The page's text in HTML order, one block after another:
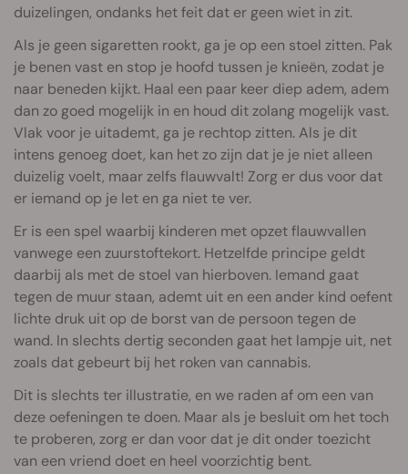
duizelingen, ondanks het feit dat er geen wiet in zit.
Als je geen sigaretten rookt, ga je op een stoel zitten. Pak
je benen vast en stop je hoofd tussen je knieën, zodat je
naar beneden kijkt. Haal een paar keer diep adem, adem
dan zo goed mogelijk in en houd dit zolang mogelijk vast.
Vlak voor je uitademt, ga je rechtop zitten. Als je dit
intens genoeg doet, kan het zo zijn dat je je niet alleen
duizelig voelt, maar zelfs flauwvalt! Zorg er dus voor dat
er iemand op je let en ga niet te ver.
Er is een spel waarbij kinderen met opzet flauwvallen
vanwege een zuurstoftekort. Hetzelfde principe geldt
daarbij als met de stoel van hierboven. Iemand gaat
tegen de muur staan, ademt uit en een ander kind oefent
lichte druk uit op de borst van de persoon tegen de
wand. In slechts dertig seconden gaat het lampje uit, net
zoals dat gebeurt bij het roken van cannabis.
Dit is slechts ter illustratie, en we raden af om een van
deze oefeningen te doen. Maar als je besluit om het toch
te proberen, zorg er dan voor dat je dit onder toezicht
van een vriend doet en heel voorzichtig bent.